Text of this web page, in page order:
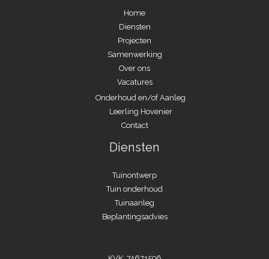
Home
Diensten
Projecten
Samenwerking
Over ons
Vacatures
Onderhoud en/of Aanleg
Leerling Hovenier
Contact
Diensten
Tuinontwerp
Tuin onderhoud
Tuinaanleg
Beplantingsadvies